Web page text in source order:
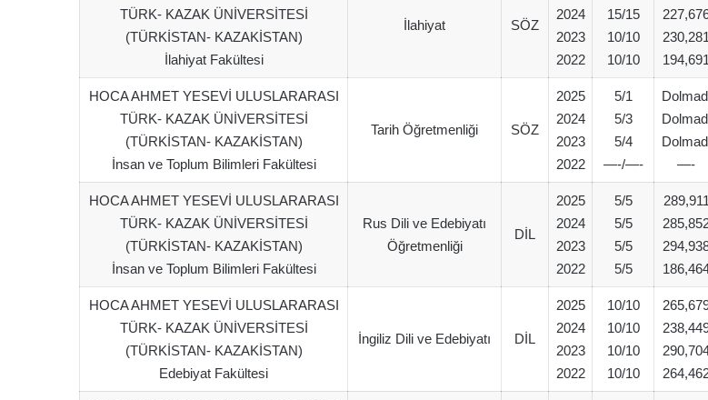
TÜRK- KAZAK ÜNİVERSİTESİ
(TÜRKİSTAN- KAZAKİSTAN)
İlahiyat Fakültesi
İlahiyat SÖZ
2024
2023
2022
15/15
10/10
10/10
230,281
194,691
HOCA AHMET YESEVİ ULUSLARARASI
TÜRK- KAZAK ÜNİVERSİTESİ
(TÜRKİSTAN- KAZAKİSTAN)
İnsan ve Toplum Bilimleri Fakültesi
Tarih Öğretmenliği SÖZ
2025
2024
2023
2022
5/1
5/3
5/4
—-/—-
—-
HOCA AHMET YESEVİ ULUSLARARASI
TÜRK- KAZAK ÜNİVERSİTESİ
(TÜRKİSTAN- KAZAKİSTAN)
İnsan ve Toplum Bilimleri Fakültesi
Rus Dili ve Edebiyatı
Öğretmenliği
DİL
2025
2024
2023
2022
5/5
5/5
5/5
5/5
289,911
HOCA AHMET YESEVİ ULUSLARARASI
TÜRK- KAZAK ÜNİVERSİTESİ
(TÜRKİSTAN- KAZAKİSTAN)
Edebiyat Fakültesi
İngiliz Dili ve Edebiyatı DİL
2025
2024
2023
2022
10/10
10/10
10/10
10/10